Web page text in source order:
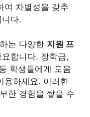
여 차별성을 갖추
다.
는 다양한 지원 프
합니다. 장학금,
학생들에게 도움
용하세요. 이러한
한 경험을 쌓을 수